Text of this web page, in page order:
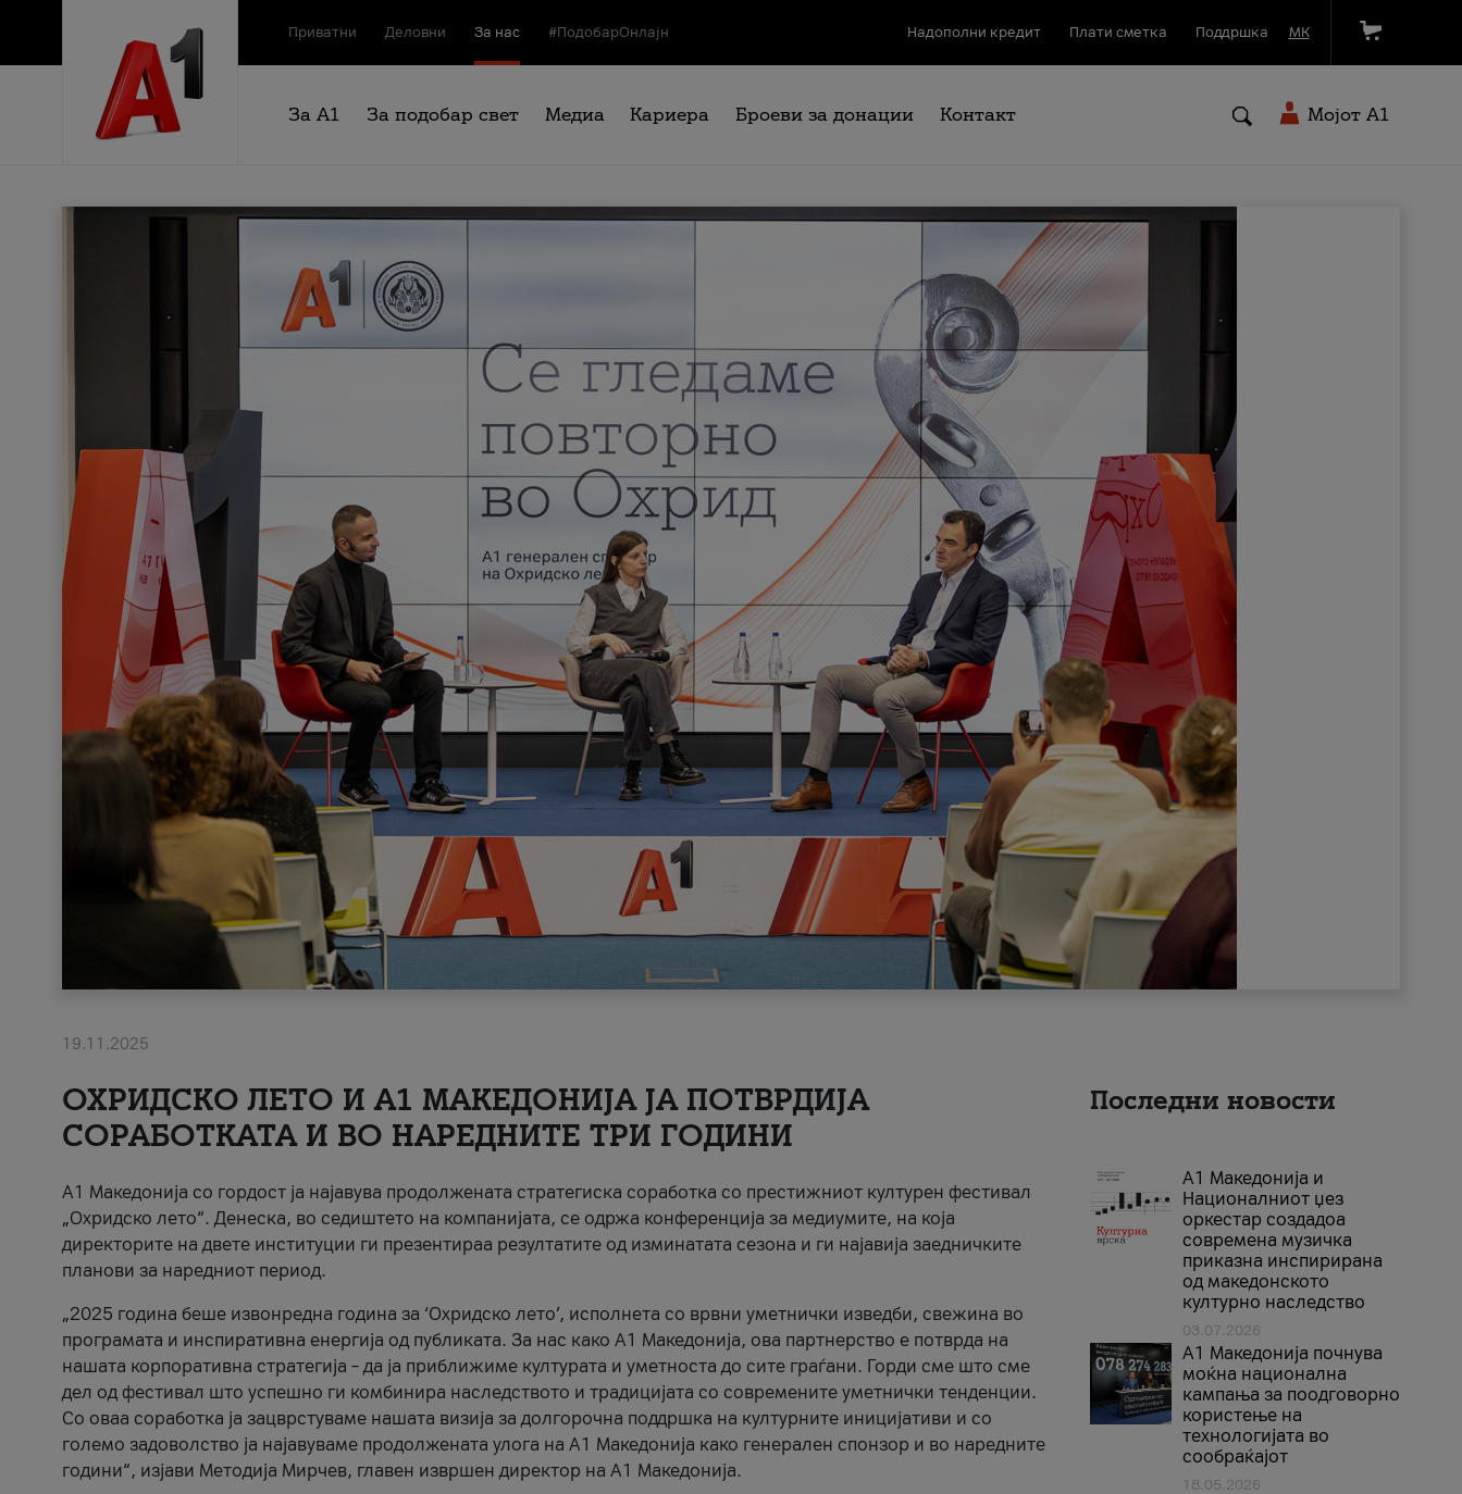
Приватни Деловни За нас #ПодобарОнлајн Надополни кредит Плати сметка Поддршка МК
За А1 За подобар свет Медиа Кариера Броеви за донации Контакт Мојот A1
19.11.2025
ОХРИДСКО ЛЕТО И A1 МАКЕДОНИЈА ЈА ПОТВРДИЈА
СОРАБОТКАТА И ВО НАРЕДНИТЕ ТРИ ГОДИНИ
A1 Македонија со гордост ја најавува продолжената стратегиска соработка со престижниот културен фестивал
„Охридско лето“. Денеска, во седиштето на компанијата, се одржа конференција за медиумите, на која
директорите на двете институции ги презентираа резултатите од изминатата сезона и ги најавија заедничките
планови за наредниот период.
„2025 година беше извонредна година за ‘Охридско лето’, исполнета со врвни уметнички изведби, свежина во
програмата и инспиративна енергија од публиката. За нас како A1 Македонија, ова партнерство е потврда на
нашата корпоративна стратегија – да ја приближиме културата и уметноста до сите граѓани. Горди сме што сме
дел од фестивал што успешно ги комбинира наследството и традицијата со современите уметнички тенденции.
Со оваа соработка ја зацврстуваме нашата визија за долгорочна поддршка на културните иницијативи и со
големо задоволство ја најавуваме продолжената улога на A1 Македонија како генерален спонзор и во наредните
години“, изјави Методија Мирчев, главен извршен директор на A1 Македонија.
Последни новости
А1 Македонија и
Националниот џез
оркестар создадоа
современа музичка
приказна инспирирана
од македонското
културно наследство
03.07.2026
A1 Македонија почнува
моќна национална
кампања за поодговорно
користење на
технологијата во
сообраќајот
18.05.2026